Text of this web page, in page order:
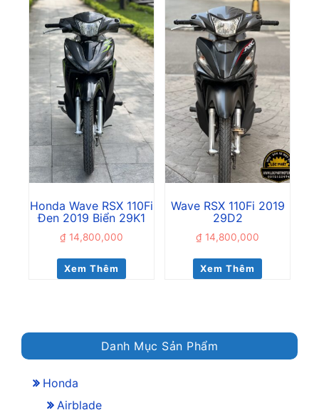
Honda Wave RSX 110Fi
Đen 2019 Biển 29K1
₫14,800,000
Xem Thêm
Wave RSX 110Fi 2019
29D2
₫ 14,800,000
Xem Thêm
Danh Mục Sản Phẩm
Honda
Airblade